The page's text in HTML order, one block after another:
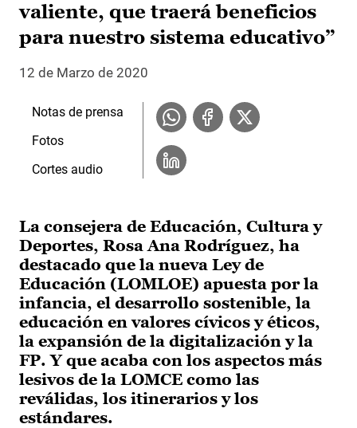
valiente, que traerá beneficios
para nuestro sistema educativo”
12 de Marzo de 2020
La consejera de Educación, Cultura y
Deportes, Rosa Ana Rodríguez, ha
destacado que la nueva Ley de
Educación (LOMLOE) apuesta por la
infancia, el desarrollo sostenible, la
educación en valores cívicos y éticos,
la expansión de la digitalización y la
FP. Y que acaba con los aspectos más
lesivos de la LOMCE como las
reválidas, los itinerarios y los
estándares.
Notas de prensa
Fotos
Cortes audio